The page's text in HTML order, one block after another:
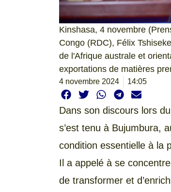
Kinshasa, 4 novembre
Congo (RDC), Félix
de l'Afrique australe et
exportations de matières
4 novembre 2024 14:05
Dans son discours lors
s’est tenu à Bujumbura,
condition essentielle à la
Il a appelé à se
de transformer et